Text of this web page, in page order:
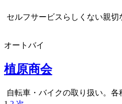
セルフサービスらしくない親
オートバイ
植原商会
自転車・バイクの取り扱い。各